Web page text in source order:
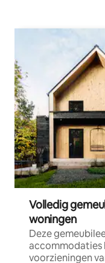
Volledig
woningen
Deze
accommodaties
voorzieningen